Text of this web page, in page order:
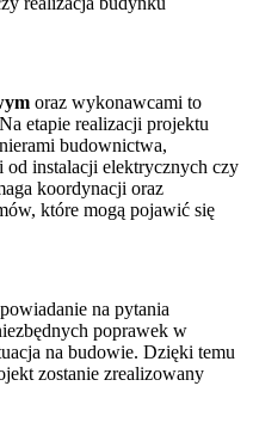
oraz wykonawcami to
etapie realizacji projektu
budownictwa,
od instalacji elektrycznych czy
koordynacji oraz
które mogą pojawić się
na pytania
poprawek w
na budowie. Dzięki temu
zostanie zrealizowany